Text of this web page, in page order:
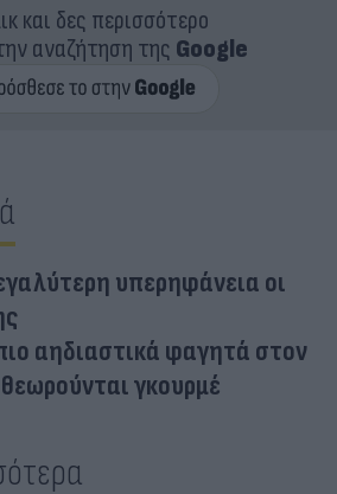
και δες περισσότερο
αναζήτηση της Google
υπερηφάνεια οι
αηδιαστικά φαγητά στον
γκουρμέ